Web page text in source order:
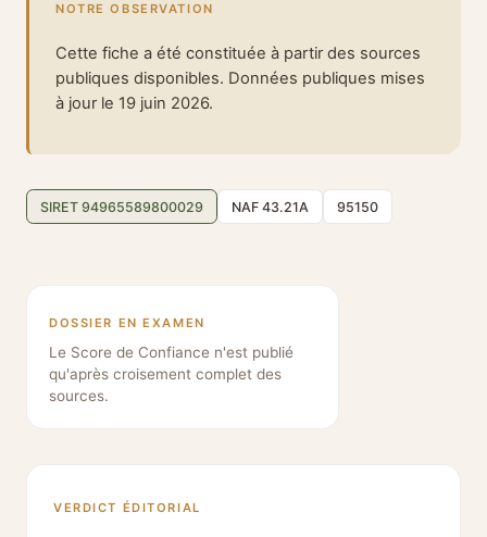
NOTRE OBSERVATION
Cette fiche a été constituée à partir des sources
publiques disponibles. Données publiques mises
à jour le 19 juin 2026.
SIRET 94965589800029 NAF 43.21A 95150
DOSSIER EN EXAMEN
Le Score de Confiance n'est publié
qu'après croisement complet des
sources.
VERDICT ÉDITORIAL